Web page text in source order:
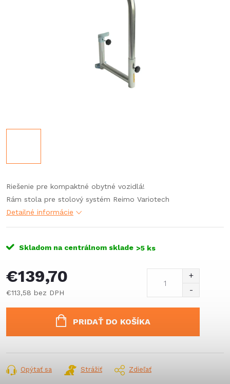
Riešenie pre kompaktné obytné vozidlá!
Rám stola pre stolový systém Reimo Variotech
Detailné informácie
Skladom na centrálnom sklade >5 ks
€139,70
€113,58 bez DPH
PRIDAŤ DO KOŠÍKA
Opýtať sa Strážiť Zdieľať